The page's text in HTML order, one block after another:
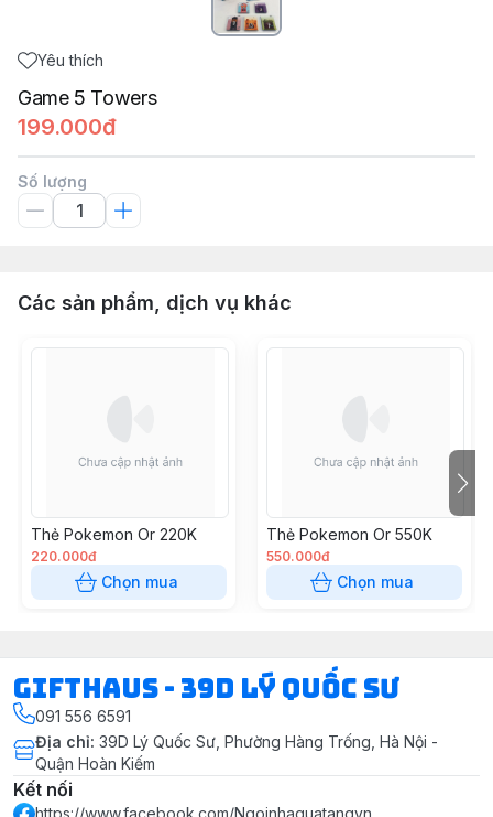
Yêu thích
Game 5 Towers
199.000đ
Số lượng
Các sản phẩm, dịch vụ khác
Thẻ Pokemon Or 220K
220.000đ
Chọn mua
Thẻ Pokemon Or 550K
550.000đ
Chọn mua
Gifthaus - 39D Lý Quốc Sư
091 556 6591
Địa chỉ: 39D Lý Quốc Sư, Phường Hàng Trống, Hà Nội -
Quận Hoàn Kiếm
Kết nối
https://www.facebook.com/Ngoinhaquatangvn